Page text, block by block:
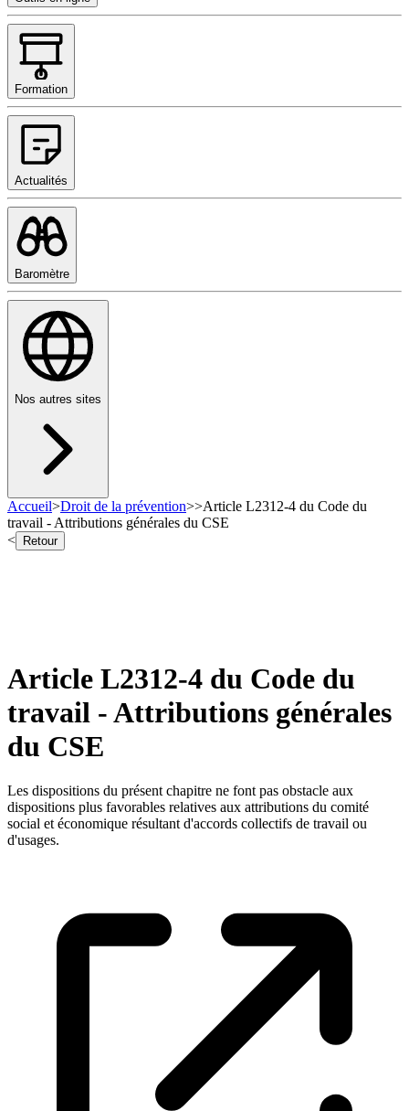
Formation
Actualités
Baromètre
Nos autres sites
Accueil>Droit de la prévention>>Article L2312-4 du Code du
travail - Attributions générales du CSE
<
Retour
Article L2312-4 du Code du
travail - Attributions générales
du CSE
Les dispositions du présent chapitre ne font pas obstacle aux
dispositions plus favorables relatives aux attributions du comité
social et économique résultant d'accords collectifs de travail ou
d'usages.